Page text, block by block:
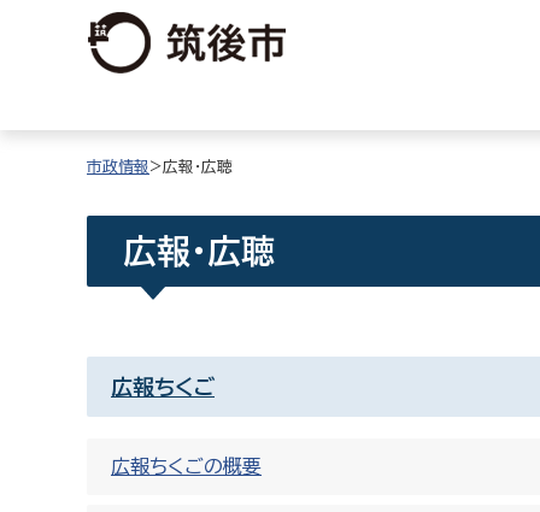
市政情報>広報・広聴
広報・広聴
広報ちくご
広報ちくごの概要